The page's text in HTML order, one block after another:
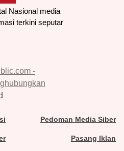
Nasional media
terkini seputar
-
Pedoman Media Siber
Pasang Iklan